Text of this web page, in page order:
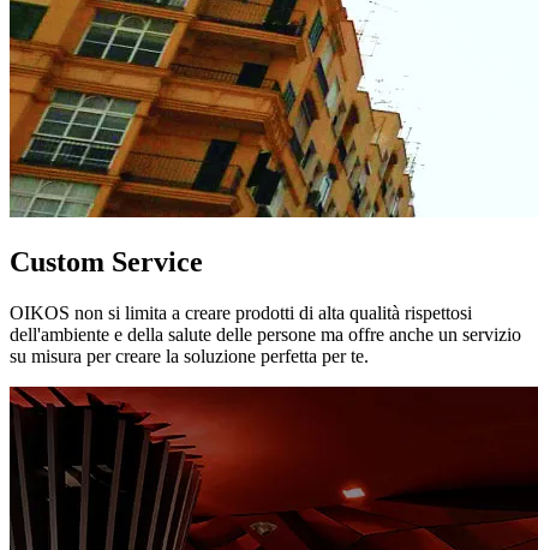
Custom Service
OIKOS non si limita a creare prodotti di alta qualità rispettosi
dell'ambiente e della salute delle persone ma offre anche un servizio
su misura per creare la soluzione perfetta per te.